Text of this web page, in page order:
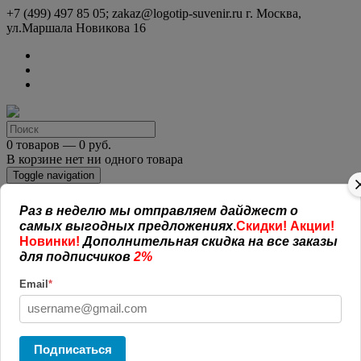
+7 (499) 497 85 05; zakaz@logotip-suvenir.ru г. Москва,
ул.Маршала Новикова 16
0 товаров — 0 руб.
В корзине нет ни одного товара
Toggle navigation
КАТАЛОГ СУВЕНИРОВ
Нанесение логотипа
Рекламная полиграфия
Оплата и доставка
УСЛОВИЯ И ГАРАНТИИ
Наши работы
Новости
Обратная связь
Раз в неделю мы отправляем дайджест о
самых выгодных предложениях.Скидки! Акции!
Новинки!Дополнительная скидка на все заказы
для подписчиков 2%
Email*
Подписаться